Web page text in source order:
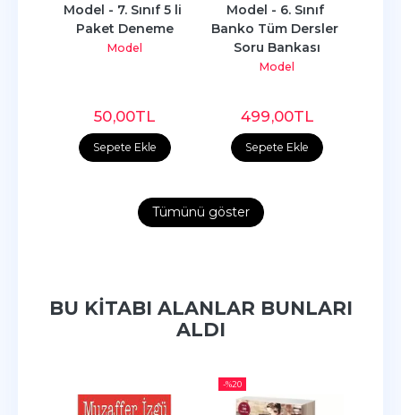
Sepete Ekle
Model - 7. Sınıf 5 li
Paket Deneme
Model
50,00TL
Sepete Ekle
Model - 6. Sınıf
Banko Tüm Dersler
Soru Bankası
Model
499,00TL
Tümünü göster
BU KITABI ALANLAR BUNLARI
ALDI
-%20